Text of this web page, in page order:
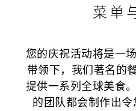
菜单
您的庆祝活动将是一
带领下，我们著名的
提供一系列全球美食
的团队都会制作出令